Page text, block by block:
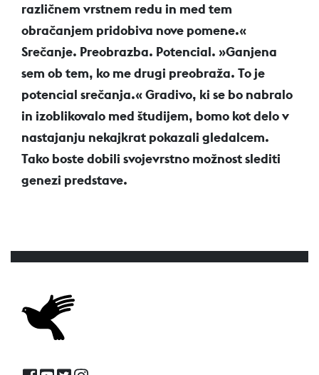
različnem vrstnem redu in med tem
obračanjem pridobiva nove pomene.«
Srečanje. Preobrazba. Potencial. »Ganjena
sem ob tem, ko me drugi preobraža. To je
potencial srečanja.« Gradivo, ki se bo nabralo
in izoblikovalo med študijem, bomo kot delo v
nastajanju nekajkrat pokazali gledalcem.
Tako boste dobili svojevrstno možnost slediti
genezi predstave.